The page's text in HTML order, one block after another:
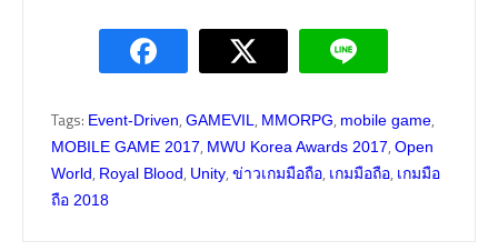
Tags: Event-Driven, GAMEVIL, MMORPG, mobile game,
MOBILE GAME 2017, MWU Korea Awards 2017, Open
World, Royal Blood, Unity, ข่าวเกมมือถือ, เกมมือถือ, เกมมือ
ถือ 2018